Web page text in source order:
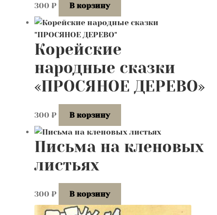
300 ₽ В корзину
Корейские
народные сказки
«ПРОСЯНОЕ ДЕРЕВО»
300 ₽ В корзину
Письма на кленовых
листьях
300 ₽ В корзину